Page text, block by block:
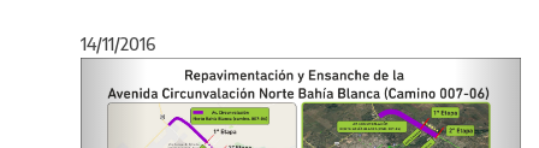
14/11/2016
Anterior